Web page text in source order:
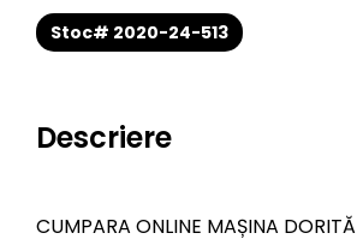
Stoc# 2020-24-513
Descriere
CUMPARA ONLINE MAȘINA DORITĂ